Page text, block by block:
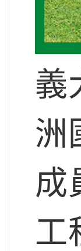
義
洲
成
工